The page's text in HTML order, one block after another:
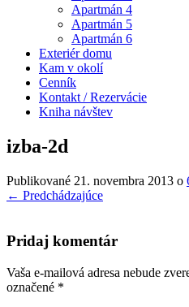
Apartmán 4
Apartmán 5
Apartmán 6
Exteriér domu
Kam v okolí
Cenník
Kontakt / Rezervácie
Kniha návštev
izba-2d
Publikované 21. novembra 2013 o
← Predchádzajúce
Pridaj komentár
Vaša e-mailová adresa nebude
označené *